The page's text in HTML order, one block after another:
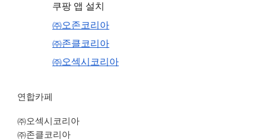
쿠팡 앱 설치
㈜오존코리아
㈜존클코리아
㈜오섹시코리아
연합카페
㈜오섹시코리아
㈜존클코리아